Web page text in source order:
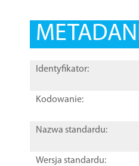
Identyfikator:
Kodowanie:
Nazwa standardu:
Wersja standardu: